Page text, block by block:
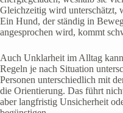
Gleichzeitig wird unterschätzt,
Ein Hund, der ständig in
angesprochen wird, kommt
Auch Unklarheit im Alltag
Regeln je nach Situation
Personen unterschiedlich mit
die Orientierung. Das führt
aber langfristig Unsicherheit